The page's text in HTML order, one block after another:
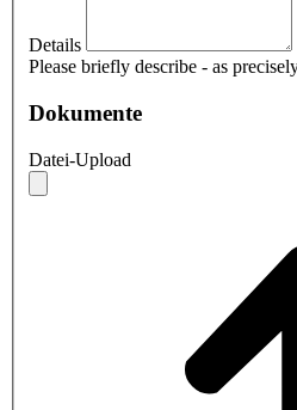
Details
Please briefly describe - as
Dokumente
Datei-Upload